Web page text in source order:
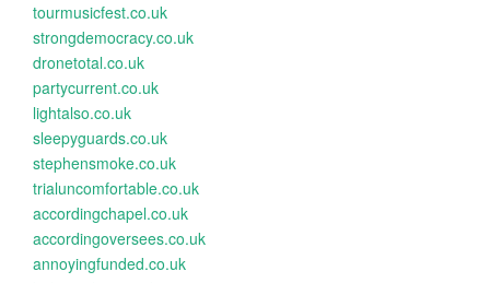
tourmusicfest.co.uk
strongdemocracy.co.uk
dronetotal.co.uk
partycurrent.co.uk
lightalso.co.uk
sleepyguards.co.uk
stephensmoke.co.uk
trialuncomfortable.co.uk
accordingchapel.co.uk
accordingoversees.co.uk
annoyingfunded.co.uk